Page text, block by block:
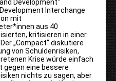
Development“
Interchange
mit
aus 40
kritisieren in einer
„Compact“ diskutiere
von Schuldenrisiken,
Krise würde einfach
eine bessere
nichts zu sagen, aber